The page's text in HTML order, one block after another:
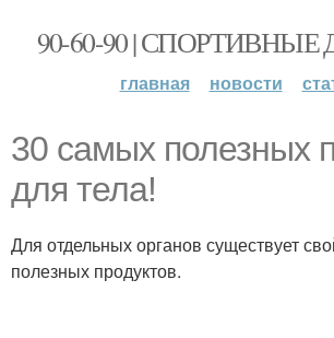
90-60-90 |
главная новости
30 самых полезных
для тела!
Для отдельных органов существует
полезных продуктов.